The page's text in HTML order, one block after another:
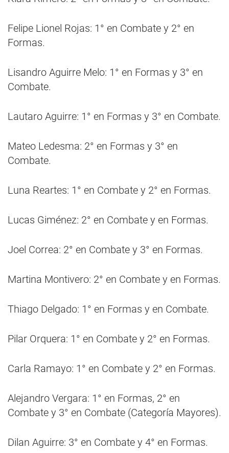
Felipe Lionel Rojas: 1° en Combate y 2° en
Formas.
Lisandro Aguirre Melo: 1° en Formas y 3° en
Combate.
Lautaro Aguirre: 1° en Formas y 3° en Combate.
Mateo Ledesma: 2° en Formas y 3° en
Combate.
Luna Reartes: 1° en Combate y 2° en Formas.
Lucas Giménez: 2° en Combate y en Formas.
Joel Correa: 2° en Combate y 3° en Formas.
Martina Montivero: 2° en Combate y en Formas.
Thiago Delgado: 1° en Formas y en Combate.
Pilar Orquera: 1° en Combate y 2° en Formas.
Carla Ramayo: 1° en Combate y 2° en Formas.
Alejandro Vergara: 1° en Formas, 2° en
Combate y 3° en Combate (Categoría Mayores).
Dilan Aguirre: 3° en Combate y 4° en Formas.